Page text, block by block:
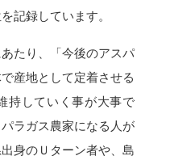
記録しています。
たり、「今後のアスパ
産地として定着させる
持していく事が大事で
ラガス農家になる人が
身のＵターン者や、島